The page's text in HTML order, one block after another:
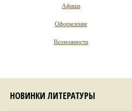
Афиша
Оформление
Возможности
НОВИНКИ ЛИТЕРАТУРЫ